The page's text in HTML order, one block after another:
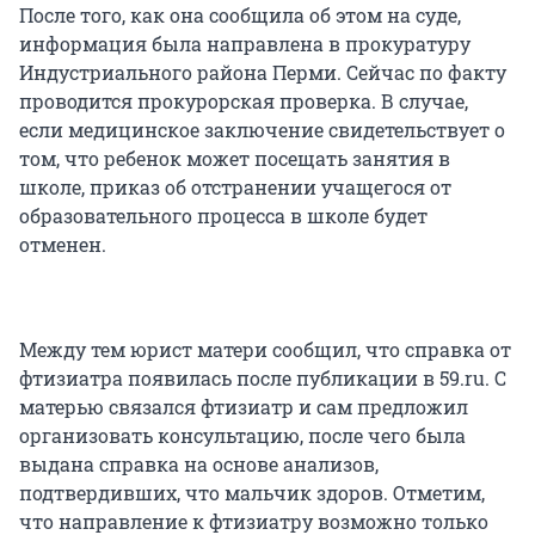
После того, как она сообщила об этом на суде,
информация была направлена в прокуратуру
Индустриального района Перми. Сейчас по факту
проводится прокурорская проверка. В случае,
если медицинское заключение свидетельствует о
том, что ребенок может посещать занятия в
школе, приказ об отстранении учащегося от
образовательного процесса в школе будет
отменен.
Между тем юрист матери сообщил, что справка от
фтизиатра появилась после публикации в 59.ru. С
матерью связался фтизиатр и сам предложил
организовать консультацию, после чего была
выдана справка на основе анализов,
подтвердивших, что мальчик здоров. Отметим,
что направление к фтизиатру возможно только